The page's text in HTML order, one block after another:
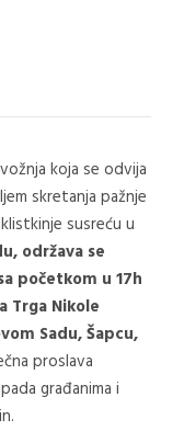
koja se odvija
skretanja pažnje
susreću u
održava se
početkom u 17h
Trga Nikole
Sadu, Šapcu,
proslava
građanima i